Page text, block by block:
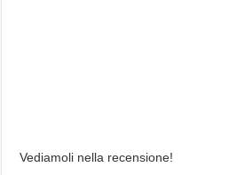
Vediamoli nella recensione!